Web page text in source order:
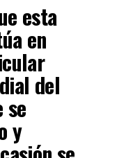
esta
en
del
se
y